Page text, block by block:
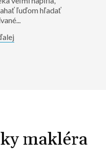
ľuďom hľadať
makléra